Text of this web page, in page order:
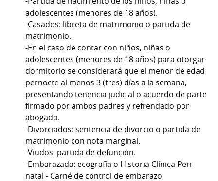
adolescentes (menores de 18 años).
-Casados: libreta de matrimonio o partida de
matrimonio.
-En el caso de contar con niños, niñas o
adolescentes (menores de 18 años) para otorgar
dormitorio se considerará que el menor de edad
pernocte al menos 3 (tres) días a la semana,
presentando tenencia judicial o acuerdo de parte
firmado por ambos padres y refrendado por
abogado.
-Divorciados: sentencia de divorcio o partida de
matrimonio con nota marginal.
-Viudos: partida de defunción.
-Embarazada: ecografía o Historia Clínica Peri
natal - Carné de control de embarazo.